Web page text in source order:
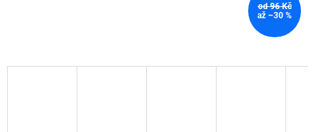
od 96 Kč
až –30 %